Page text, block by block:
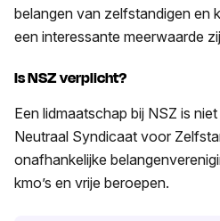
belangen van zelfstandigen en
een interessante meerwaarde
Is NSZ verplicht?
Een lidmaatschap bij NSZ is
Neutraal Syndicaat voor
onafhankelijke
kmo’s en vrije beroepen.